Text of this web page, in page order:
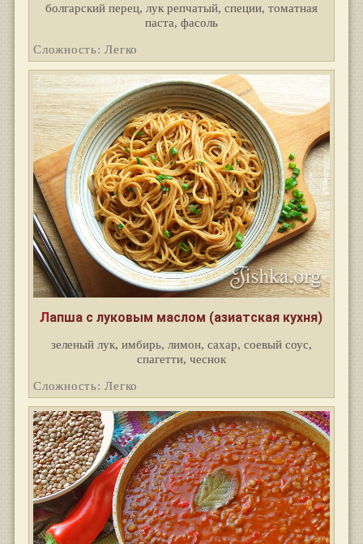
болгарский перец, лук репчатый, специи, томатная
паста, фасоль
Сложность: Легко
Лапша с луковым маслом (азиатская кухня)
зеленый лук, имбирь, лимон, сахар, соевый соус,
спагетти, чеснок
Сложность: Легко